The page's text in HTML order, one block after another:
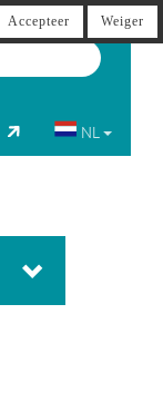
NL
Accepteer Weiger